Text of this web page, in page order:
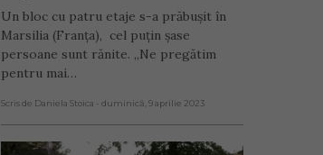
Un bloc cu patru etaje s-a prăbușit în
Marsilia (Franța), cel puțin șase
persoane sunt rănite. „Ne pregătim
pentru mai…
Scris de Daniela Stoica - duminică, 9 aprilie 2023